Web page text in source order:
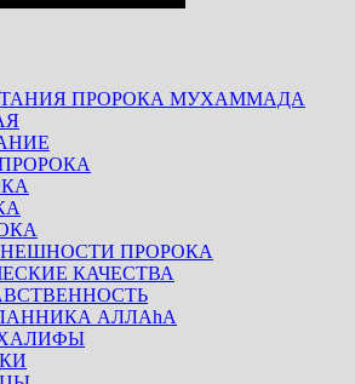
ПРОРОКА МУХАММАДА
ПРОРОКА
КАЧЕСТВА
АЛЛАhА